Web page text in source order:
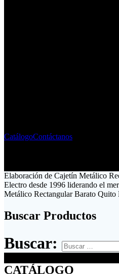
CatálogoContáctanos
Elaboración de Cajetín Metálico
Electro desde 1996 liderando el
Metálico Rectangular Barato Quito
Buscar Productos
Buscar:
CATÁLOGO